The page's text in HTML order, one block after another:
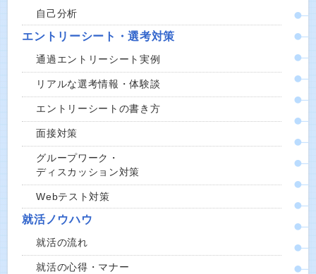
自己分析
エントリーシート・選考対策
通過エントリーシート実例
リアルな選考情報・体験談
エントリーシートの書き方
面接対策
グループワーク・
ディスカッション対策
Webテスト対策
就活ノウハウ
就活の流れ
就活の心得・マナー